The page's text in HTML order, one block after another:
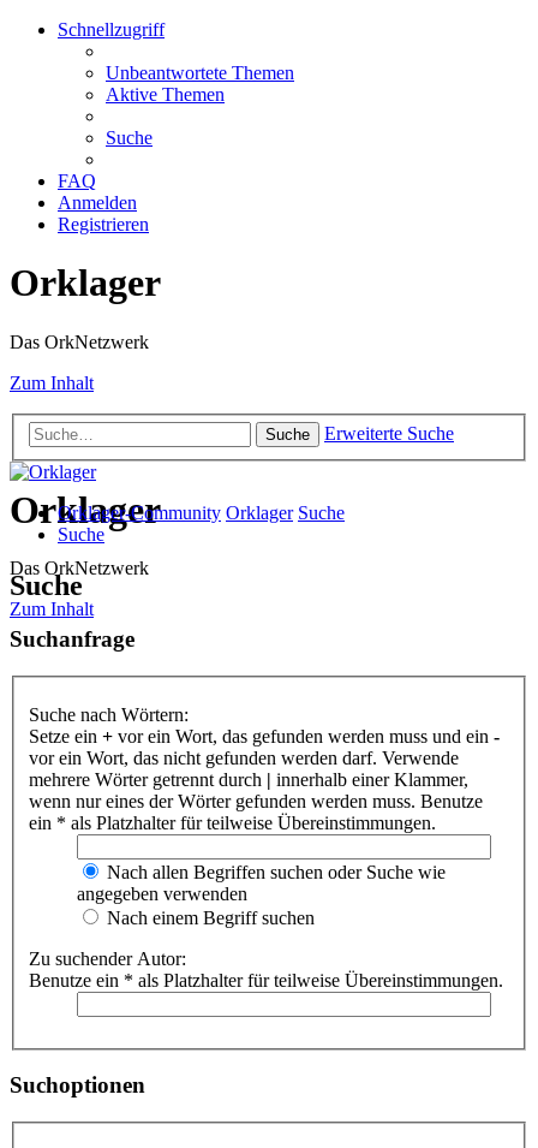
Schnellzugriff
Unbeantwortete Themen
Aktive Themen
Suche
FAQ
Anmelden
Registrieren
Orklager
Das OrkNetzwerk
Zum Inhalt
Suche Erweiterte Suche
Orklager
Das OrkNetzwerk
Zum Inhalt
Orklager-Community Orklager Suche
Suche
Suche
Suchanfrage
Suche nach Wörtern:
Setze ein + vor ein Wort, das gefunden werden muss und ein -
vor ein Wort, das nicht gefunden werden darf. Verwende
mehrere Wörter getrennt durch | innerhalb einer Klammer,
wenn nur eines der Wörter gefunden werden muss. Benutze
ein * als Platzhalter für teilweise Übereinstimmungen.
Nach allen Begriffen suchen oder Suche wie
angegeben verwenden
Nach einem Begriff suchen
Zu suchender Autor:
Benutze ein * als Platzhalter für teilweise Übereinstimmungen.
Suchoptionen